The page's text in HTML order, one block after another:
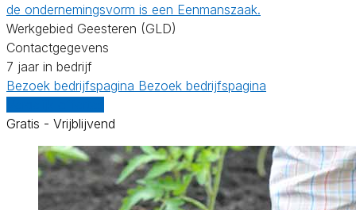
de ondernemingsvorm is een Eenmanszaak.
Werkgebied Geesteren (GLD)
Contactgegevens
7 jaar in bedrijf
Bezoek bedrijfspagina Bezoek bedrijfspagina
Gratis - Vrijblijvend